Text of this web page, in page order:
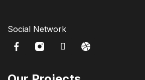
Social Network